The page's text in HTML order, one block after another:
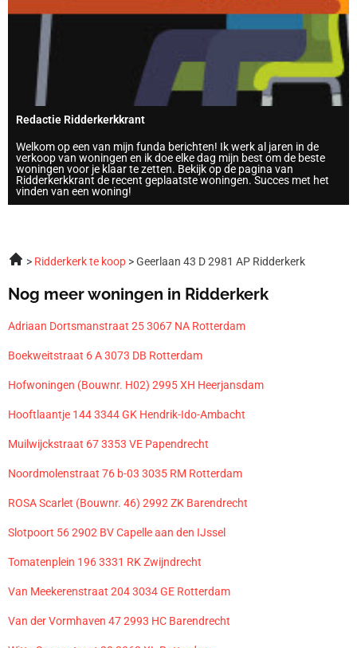
Redactie Ridderkerkkrant
Welkom op een van mijn funda berichten! Ik werk al jaren in de
verkoop van woningen en ik doe elke dag mijn best om de beste
woningen voor je klaar te zetten. Bekijk op de pagina van
Ridderkerkkrant de recent geplaatste woningen. Succes met het
vinden van een woning!
Ridderkerk te koop Geerlaan 43 D 2981 AP Ridderkerk
Nog meer woningen in Ridderkerk
Adriaan Dortsmanstraat 25 3067 NA Rotterdam
Boekweitstraat 6 A 3073 DB Rotterdam
Hofwoningen (Bouwnr. H02) 2995 XH Heerjansdam
Hooftlaantje 144 3344 GK Hendrik-Ido-Ambacht
Muilwijckstraat 67 3353 VE Papendrecht
Noordmolenstraat 76 b-03 3035 RM Rotterdam
ROSA Scarlet (Bouwnr. 46) 2992 ZK Barendrecht
Slotpoort 56 2902 BV Capelle aan den IJssel
Tomatenplein 196 3331 RK Zwijndrecht
Van Meekerenstraat 204 3034 GE Rotterdam
Van der Vormhaven 47 2993 HC Barendrecht